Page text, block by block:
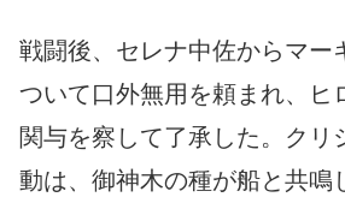
戦闘後、セレナ中佐からマー
ついて口外無用を頼まれ、ヒ
関与を察して了承した。クリ
動は、御神木の種が船と共鳴